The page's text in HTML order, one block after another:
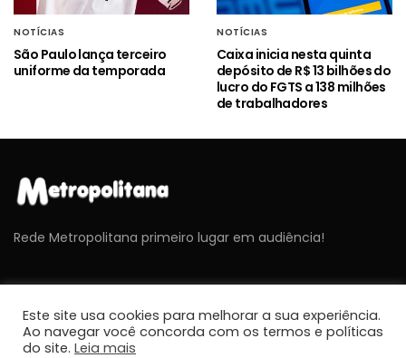
NOTÍCIAS
São Paulo lança terceiro
uniforme da temporada
NOTÍCIAS
Caixa inicia nesta quinta
depósito de R$ 13 bilhões do
lucro do FGTS a 138 milhões
de trabalhadores
Rede Metropolitana primeiro lugar em audiência!
NOTÍCIAS
Este site usa cookies para melhorar a sua experiência.
Ao navegar você concorda com os termos e políticas
do site. Leia mais